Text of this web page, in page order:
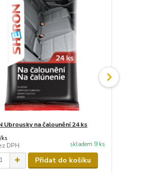
Ubrousky na čalounění 24 ks
/ks
DPH skladem 9 ks
Přidat do košíku